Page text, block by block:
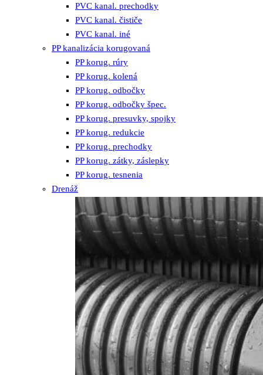
PVC kanal. prechodky
PVC kanal. čističe
PVC kanal. iné
PP kanalizácia korugovaná
PP korug. rúry
PP korug. kolená
PP korug. odbočky
PP korug. odbočky špec.
PP korug. presuvky, spojky
PP korug. redukcie
PP korug. prechodky
PP korug. zátky, záslepky
PP korug. tesnenia
Drenáž